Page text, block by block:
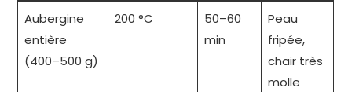
Aubergine
entière
(400–500 g)
200 °C
50–60
min
Peau
fripée,
chair très
molle